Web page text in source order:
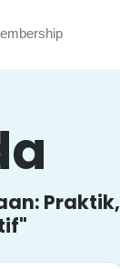
Praktik,